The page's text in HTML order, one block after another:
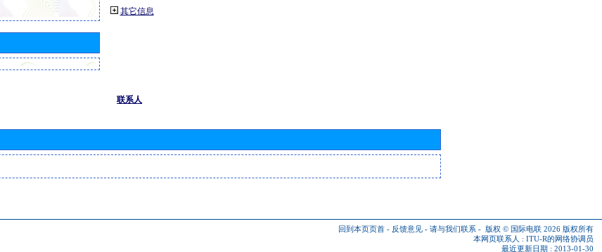
其它信息
联系人
回到本页页首 - 反馈意见 - 请与我们联系 - 版权 © 国际电联 2026 版权所有
本网页联系人 : ITU-R的网络协调员
最近更新日期 : 2013-01-30